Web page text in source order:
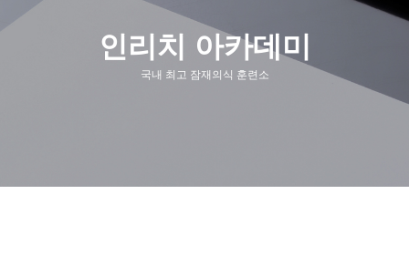
인리치 아카데미
국내 최고 잠재의식 훈련소